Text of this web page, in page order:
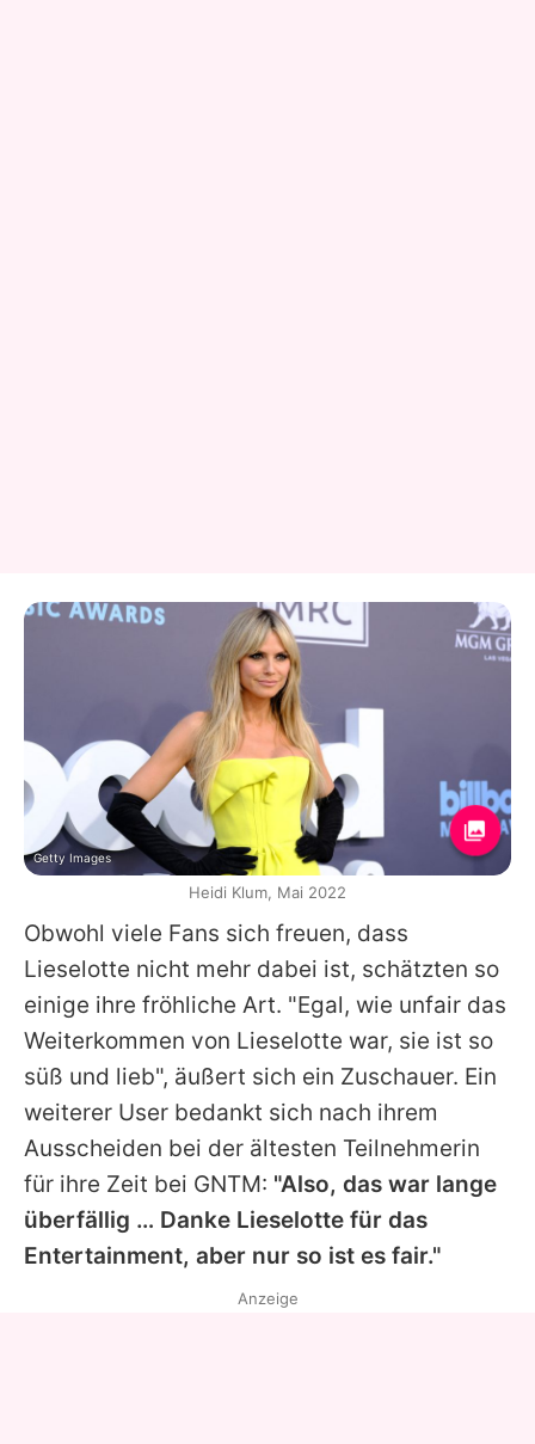
Obwohl viele Fans sich freuen, dass
Lieselotte nicht mehr dabei ist, schätzten so
einige ihre fröhliche Art. "Egal, wie unfair das
Weiterkommen von Lieselotte war, sie ist so
süß und lieb", äußert sich ein Zuschauer. Ein
weiterer User bedankt sich nach ihrem
Ausscheiden bei der ältesten Teilnehmerin
für ihre Zeit bei GNTM: "Also, das war lange
überfällig … Danke Lieselotte für das
Entertainment, aber nur so ist es fair."
Getty Images
Heidi Klum, Mai 2022
Anzeige